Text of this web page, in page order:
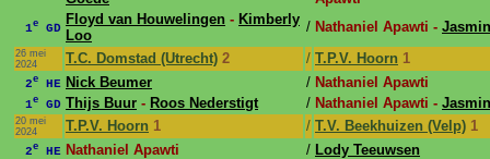
1e GD
Floyd van Houwelingen - Kimberly
Loo
/ Nathaniel Apawti -
26 mei
2024
T.C. Domstad (Utrecht) 2 / T.P.V. Hoorn 1
2e HE Nick Beumer / Nathaniel Apawti
1e GD Thijs Buur - Roos Nederstigt / Nathaniel Apawti -
20 mei
2024
T.P.V. Hoorn 1 / T.V. Beekhuizen (Velp) 1
2e HE Nathaniel Apawti / Lody Teeuwsen